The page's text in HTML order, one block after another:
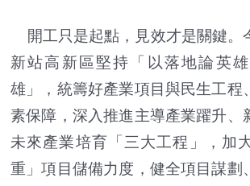
開工只是起點，見效才是關鍵。
新站高新區堅持「以落地論英
雄」，統籌好產業項目與民生工程
素保障，深入推進主導產業躍升、
未來產業培育「三大工程」，加
重」項目儲備力度，健全項目謀劃